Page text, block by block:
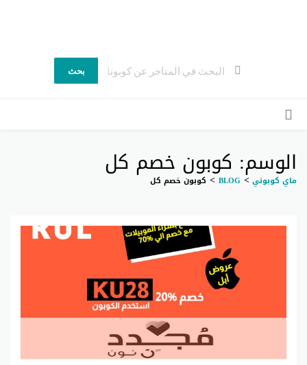
بحث
الوسم: كوبون خصم كل
ماي كوبوني>
BLOG
> كوبون خصم كل